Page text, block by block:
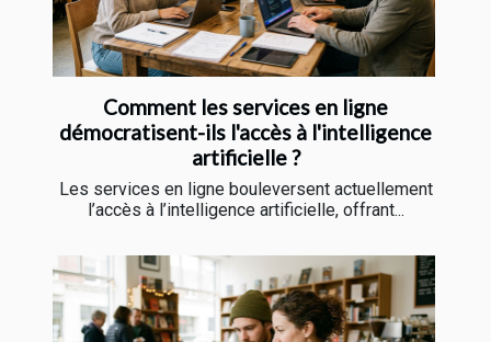
Comment les services en ligne
démocratisent-ils l'accès à l'intelligence
artificielle ?
Les services en ligne bouleversent actuellement
l’accès à l’intelligence artificielle, offrant...